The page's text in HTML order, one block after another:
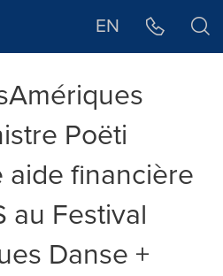
EN
Poëti
financière
Festival
Danse +